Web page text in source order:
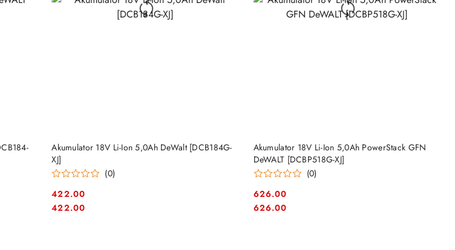
Akumulator 18V Li-Ion 5,0Ah DeWalt [DCB184G-
XJ]
(0)
Cena:
422.00
Cena:
422.00
DO KOSZYKA
Akumulator 18V Li-Ion 5,0Ah PowerStack GFN
DeWALT [DCBP518G-XJ]
(0)
Cena:
626.00
Cena:
626.00
DO KOSZYKA